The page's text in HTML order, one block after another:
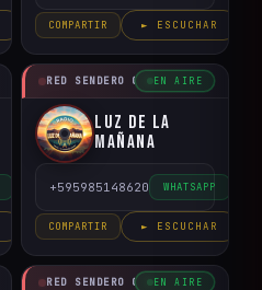
COMPARTIR ► ESCUCHAR
RED SENDERO CRISTIANO
EN AIRE
Luz de la
Mañana
+595985148620 WHATSAPP
COMPARTIR ► ESCUCHAR
RED SENDERO CRISTIANO
EN AIRE